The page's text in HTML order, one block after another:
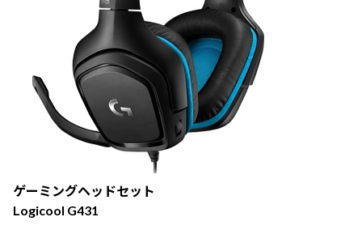
ゲーミングヘッドセット
Logicool G431